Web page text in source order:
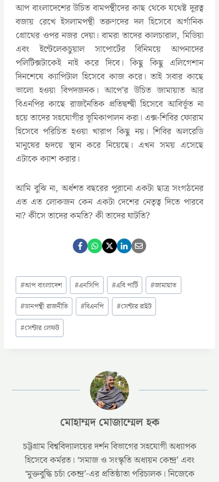
আপ বাংলাদেশের উচিত বামপন্থীদের কাছ থেকে যথেষ্ট দূরত্ব
বজায় রেখে ইসলামপন্থী তরুণদের দল হিসেবে অর্গানিক
গ্রোথের ওপর নজর দেয়া। বামরা তাদের কালচারাল, মিডিয়া
এবং ইন্টেলেকচুয়াল সাপোর্টের বিনিময়ে আপনাদের
পলিটিক্সটাকেই নাই করে দিবে। কিছু কিছু এলিগেশান
দিনশেষে ক্যাপিটাল হিসেবে কাজ করে। তাই সবার কাছে
ভালো হওয়া বিপদজনক। আপে’র উচিত জামায়াত আর
বিএনপির কাছে রাজনৈতিক প্রতিদ্বন্দ্বী হিসেবে আবির্ভূত না
হয়ে তাদের সহযোগীর ভূমিকাপালন করা। এক্স-শিবির ফোরাম
হিসেবে পরিচিত হওয়া খারাপ কিছু নয়। শিবির অলরেডি
মানুষের হৃদয়ে স্থান করে নিয়েছে। এখন সময় এসেছে
এটাকে ক্যাশ করার।
আমি বুঝি না, অর্ধশত বছরের পুরানো একটা ছাত্র সংগঠনের
এত এত লোকজন কেন একটা দেশের নেতৃত্ব দিতে পারবে
না? কীসে তাদের কমতি? কী তাদের ঘাটতি?
Post
Tags:
#আপ বাংলাদেশ #এনসিপি #এবি পার্টি #জামায়াত
#ডানপন্থী রাজনীতি #বিএনপি #সেন্টার রাইট
#সেন্টার লেফট
মোহাম্মদ মোজাম্মেল হক
চট্টগ্রাম বিশ্ববিদ্যালয়ের দর্শন বিভাগের সহযোগী অধ্যাপক
হিসেবে কর্মরত। ‘সমাজ ও সংস্কৃতি অধ্যয়ন কেন্দ্র’ এবং
‘মুক্তবুদ্ধি চর্চা কেন্দ্র’-এর প্রতিষ্ঠাতা পরিচালক। নিজেকে